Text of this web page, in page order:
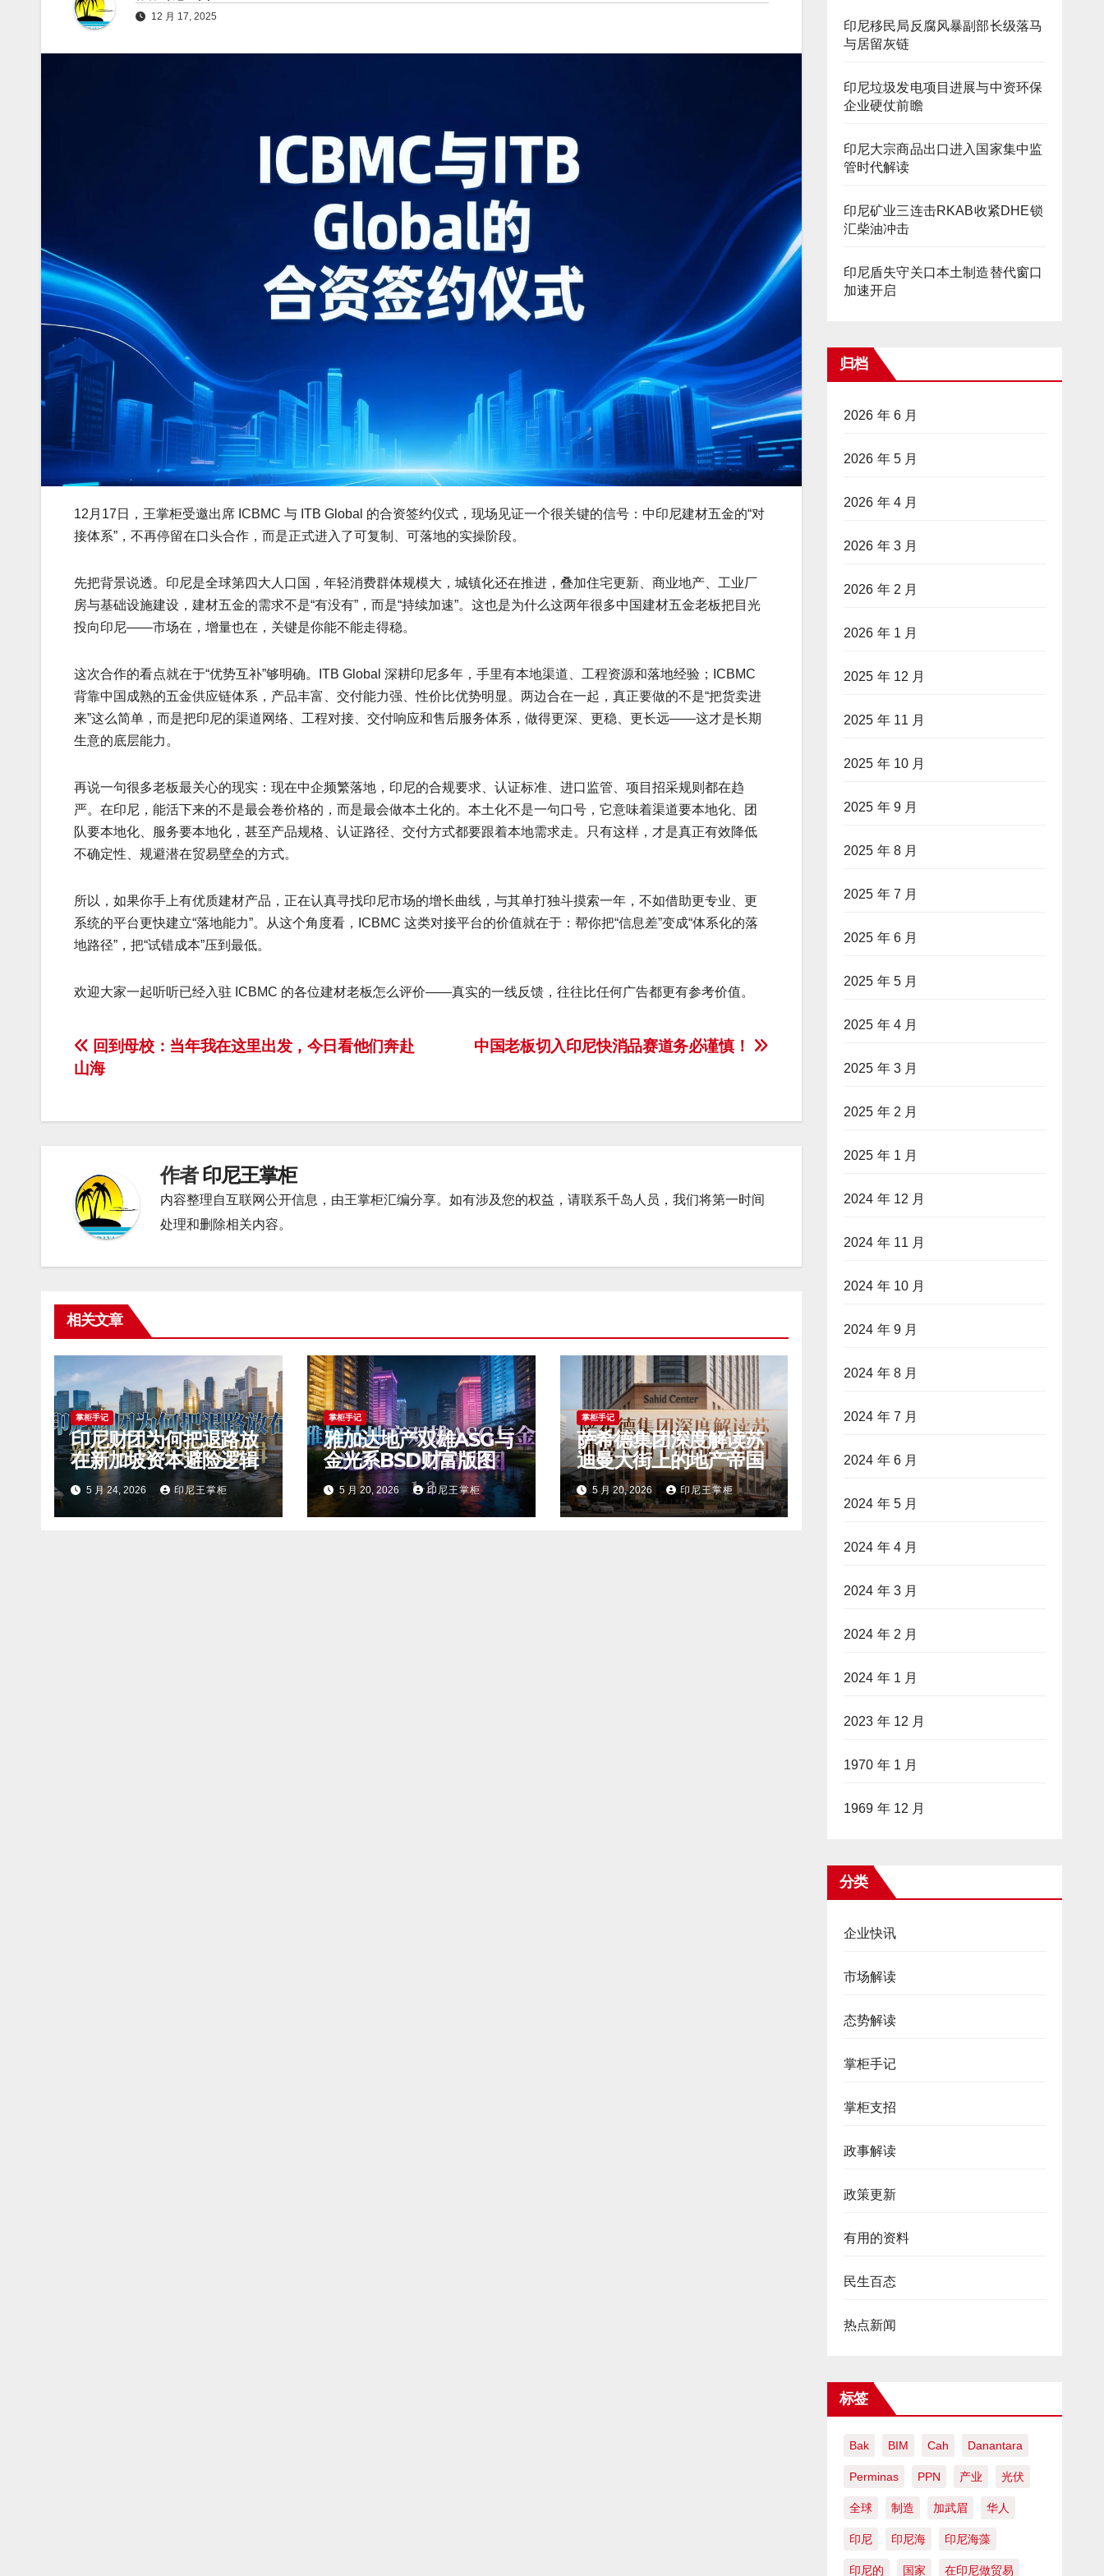
12 月 17, 2025
12月17日，王掌柜受邀出席 ICBMC 与 ITB Global 的合资签约仪式，现场见证一个很关键的信号：中印尼建材五金的“对
接体系”，不再停留在口头合作，而是正式进入了可复制、可落地的实操阶段。
先把背景说透。印尼是全球第四大人口国，年轻消费群体规模大，城镇化还在推进，叠加住宅更新、商业地产、工业厂
房与基础设施建设，建材五金的需求不是“有没有”，而是“持续加速”。这也是为什么这两年很多中国建材五金老板把目光
投向印尼——市场在，增量也在，关键是你能不能走得稳。
这次合作的看点就在于“优势互补”够明确。ITB Global 深耕印尼多年，手里有本地渠道、工程资源和落地经验；ICBMC
背靠中国成熟的五金供应链体系，产品丰富、交付能力强、性价比优势明显。两边合在一起，真正要做的不是“把货卖进
来”这么简单，而是把印尼的渠道网络、工程对接、交付响应和售后服务体系，做得更深、更稳、更长远——这才是长期
生意的底层能力。
再说一句很多老板最关心的现实：现在中企频繁落地，印尼的合规要求、认证标准、进口监管、项目招采规则都在趋
严。在印尼，能活下来的不是最会卷价格的，而是最会做本土化的。本土化不是一句口号，它意味着渠道要本地化、团
队要本地化、服务要本地化，甚至产品规格、认证路径、交付方式都要跟着本地需求走。只有这样，才是真正有效降低
不确定性、规避潜在贸易壁垒的方式。
所以，如果你手上有优质建材产品，正在认真寻找印尼市场的增长曲线，与其单打独斗摸索一年，不如借助更专业、更
系统的平台更快建立“落地能力”。从这个角度看，ICBMC 这类对接平台的价值就在于：帮你把“信息差”变成“体系化的落
地路径”，把“试错成本”压到最低。
欢迎大家一起听听已经入驻 ICBMC 的各位建材老板怎么评价——真实的一线反馈，往往比任何广告都更有参考价值。
文
章
导
中国老板切入印尼快消品赛道务必谨慎！
回到母校：当年我在这里出发，今日看他们奔赴
山海
作者印尼王掌柜
内容整理自互联网公开信息，由王掌柜汇编分享。如有涉及您的权益，请联系千岛人员，我们将第一时间
处理和删除相关内容。
相关文章
掌柜手记
印尼财团为何把退路放
在新加坡资本避险逻辑
5 月 24, 2026 印尼王掌柜
掌柜手记
雅加达地产双雄ASG与
金光系BSD财富版图
5 月 20, 2026 印尼王掌柜
掌柜手记
萨希德集团深度解读苏
迪曼大街上的地产帝国
5 月 20, 2026 印尼王掌柜
印尼移民局反腐风暴副部长级落马
与居留灰链
印尼垃圾发电项目进展与中资环保
企业硬仗前瞻
印尼大宗商品出口进入国家集中监
管时代解读
印尼矿业三连击RKAB收紧DHE锁
汇柴油冲击
印尼盾失守关口本土制造替代窗口
加速开启
归档
2026 年 6 月
2026 年 5 月
2026 年 4 月
2026 年 3 月
2026 年 2 月
2026 年 1 月
2025 年 12 月
2025 年 11 月
2025 年 10 月
2025 年 9 月
2025 年 8 月
2025 年 7 月
2025 年 6 月
2025 年 5 月
2025 年 4 月
2025 年 3 月
2025 年 2 月
2025 年 1 月
2024 年 12 月
2024 年 11 月
2024 年 10 月
2024 年 9 月
2024 年 8 月
2024 年 7 月
2024 年 6 月
2024 年 5 月
2024 年 4 月
2024 年 3 月
2024 年 2 月
2024 年 1 月
2023 年 12 月
1970 年 1 月
1969 年 12 月
分类
企业快讯
市场解读
态势解读
掌柜手记
掌柜支招
政事解读
政策更新
有用的资料
民生百态
热点新闻
标签
Bak BIM Cah Danantara
Perminas PPN 产业 光伏
全球 制造 加武眉 华人
印尼 印尼海 印尼海藻
印尼的 国家 在印尼做贸易